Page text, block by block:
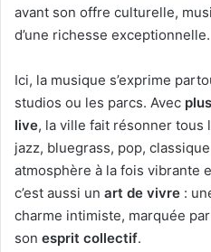
avant son offre culturelle,
d’une richesse exceptionnelle.
Ici, la musique s’exprime
studios ou les parcs. Avec
live, la ville fait résonner
jazz, bluegrass, pop,
atmosphère à la fois vibrante
c’est aussi un art de vivre :
charme intimiste, marquée
son esprit collectif.